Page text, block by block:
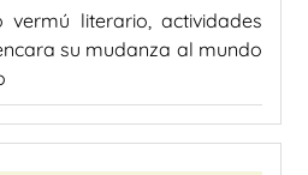
literario, actividades
su mudanza al mundo